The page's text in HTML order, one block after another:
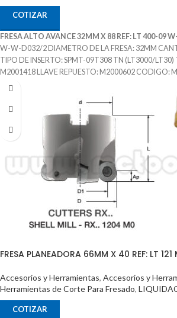
COTIZAR
FRESA ALTO AVANCE 32MM X 88 REF: LT 400-09
W-W-D032/2 DIAMETRO DE LA FRESA: 32MM
TIPO DE INSERTO: SPMT-09T308 TN (LT3000/LT30)
M2001418 LLAVE REPUESTO: M2000602 CODIGO:
LAMINA
FRESA PLANEADORA 66MM X 40 REF: LT
Accesorios y Herramientas, Accesorios y
Herramientas de Corte Para Fresado,
COTIZAR